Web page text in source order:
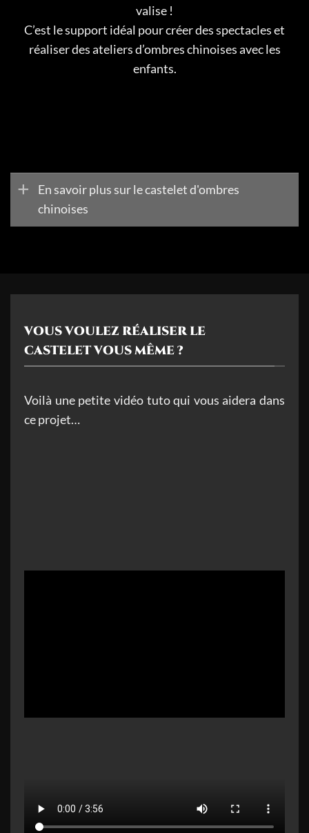
valise !
C’est le support idéal pour créer des spectacles et
réaliser des ateliers d’ombres chinoises avec les
enfants.
En savoir plus sur le castelet d'ombres
chinoises
VOUS VOULEZ RÉALISER LE
CASTELET VOUS MÊME ?
Voilà une petite vidéo tuto qui vous aidera dans
ce projet…